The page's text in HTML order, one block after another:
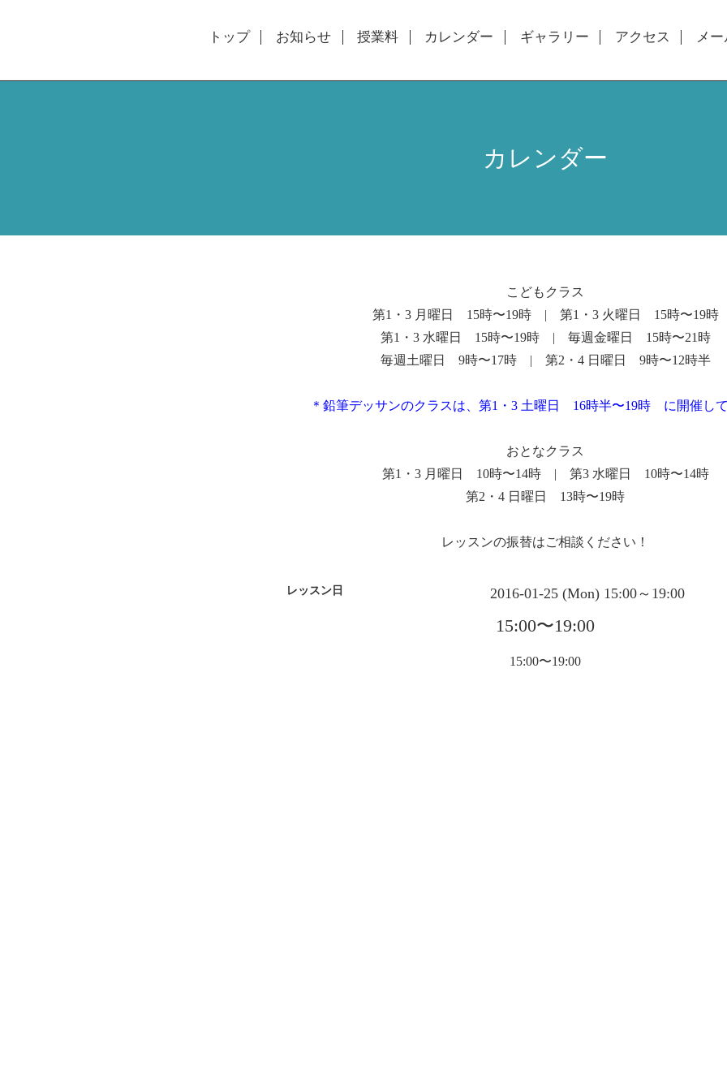
トップ お知らせ 授業料 カレンダー ギャラリー アクセス メ
カレンダー
こどもクラス
第1・3 月曜日 15時〜19時 | 第1・3 火曜日 15時〜19時
第1・3 水曜日 15時〜19時 | 毎週金曜日 15時〜21時
毎週土曜日 9時〜17時 | 第2・4 日曜日 9時〜12時半
＊鉛筆デッサンのクラスは、第1・3 土曜日 16時半〜19時 に開催し
おとなクラス
第1・3 月曜日 10時〜14時 | 第3 水曜日 10時〜14時
第2・4 日曜日 13時〜19時
レッスンの振替はご相談ください！
レッスン日 2016-01-25 (Mon) 15:00～19:00
15:00〜19:00
15:00〜19:00